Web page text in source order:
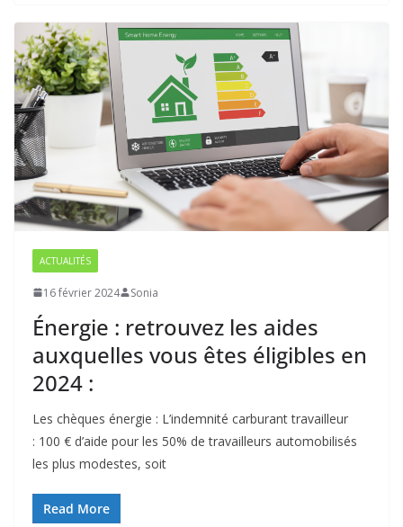
ACTUALITÉS
16 février 2024 Sonia
Énergie : retrouvez les aides
auxquelles vous êtes éligibles en
2024 :
Les chèques énergie : L’indemnité carburant travailleur
: 100 € d’aide pour les 50% de travailleurs automobilisés
les plus modestes, soit
Read More